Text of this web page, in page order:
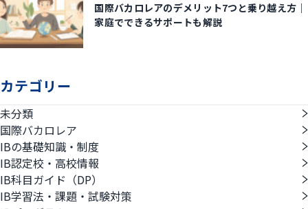
国際バカロレアのデメリット7つと乗り越え方｜
家庭でできるサポートも解説
カテゴリー
未分類
国際バカロレア
IBの基礎知識・制度
IB認定校・高校情報
IB科目ガイド（DP）
IB学習法・課題・試験対策